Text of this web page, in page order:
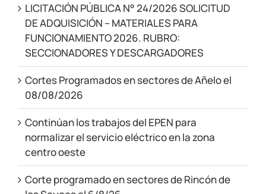
LICITACIÓN PÚBLICA N° 24/2026 SOLICITUD
DE ADQUISICIÓN – MATERIALES PARA
FUNCIONAMIENTO 2026. RUBRO:
SECCIONADORES Y DESCARGADORES
Cortes Programados en sectores de Añelo el
08/08/2026
Continúan los trabajos del EPEN para
normalizar el servicio eléctrico en la zona
centro oeste
Corte programado en sectores de Rincón de